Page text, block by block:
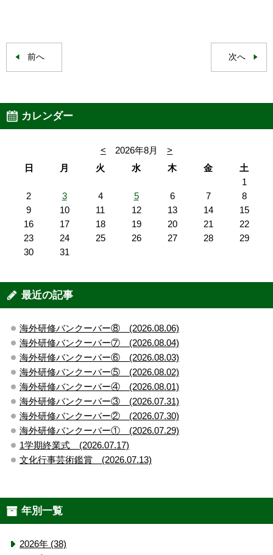
前へ 次へ
カレンダー
< 2026年8月
>
日
月 火 水 木 金
土
1
2
3 4 5 6 7
8
9
10 11 12 13 14
15
16
17 18 19 20 21
22
23
24 25 26 27 28
29
30
31
最近の記事
海外研修バンクーバー⑧ (2026.08.06)
海外研修バンクーバー⑦ (2026.08.04)
海外研修バンクーバー⑥ (2026.08.03)
海外研修バンクーバー⑤ (2026.08.02)
海外研修バンクーバー④ (2026.08.01)
海外研修バンクーバー③ (2026.07.31)
海外研修バンクーバー② (2026.07.30)
海外研修バンクーバー① (2026.07.29)
1学期終業式 (2026.07.17)
文化行事芸術鑑賞 (2026.07.13)
年別一覧
2026年 (38)